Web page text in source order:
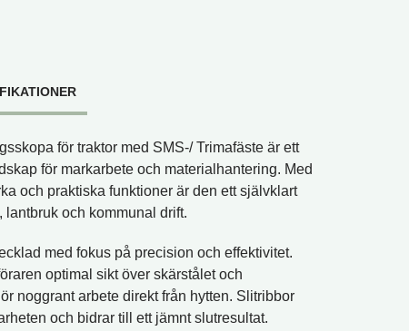
för traktor med SMS-/ Trimafäste är ett
för markarbete och materialhantering. Med
och praktiska funktioner är den ett självklart
och kommunal drift.
med fokus på precision och effektivitet.
optimal sikt över skärstålet och
noggrant arbete direkt från hytten. Slitribbor
och bidrar till ett jämnt slutresultat.